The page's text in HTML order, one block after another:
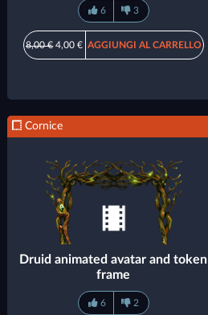
6 3
8,00 €4,00 € AGGIUNGI AL CARRELLO
Cornice
Druid animated avatar and token
frame
6 2